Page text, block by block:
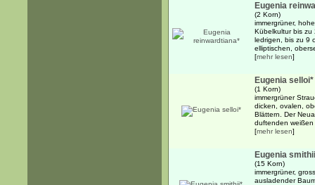
Eugenia
(2 Korn)
immergrüner,
Kübelkultur bis zu
ledrigen, bis zu 9
elliptischen,
[mehr lesen]
Eugenia selloi*
(1 Korn)
immergrüner
dicken, ovalen,
Blättern. Der
duftenden
[mehr lesen]
Eugenia
(15 Korn)
immergrüner,
ausladender